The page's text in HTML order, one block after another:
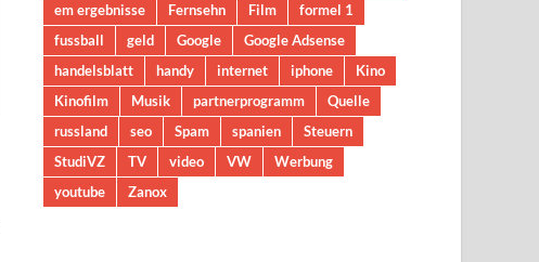
em ergebnisse
Fernsehn Film
formel 1
fussball
geld Google
Google Adsense
handelsblatt
handy internet iphone
Kino
Kinofilm
Musik partnerprogramm
Quelle
russland
seo Spam spanien
Steuern
StudiVZ
TV video VW
Werbung
youtube
Zanox